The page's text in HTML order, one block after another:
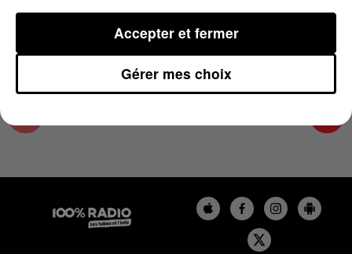
Podcasts infos de l'Hérault
Gérer mes choix
Accepter et fermer